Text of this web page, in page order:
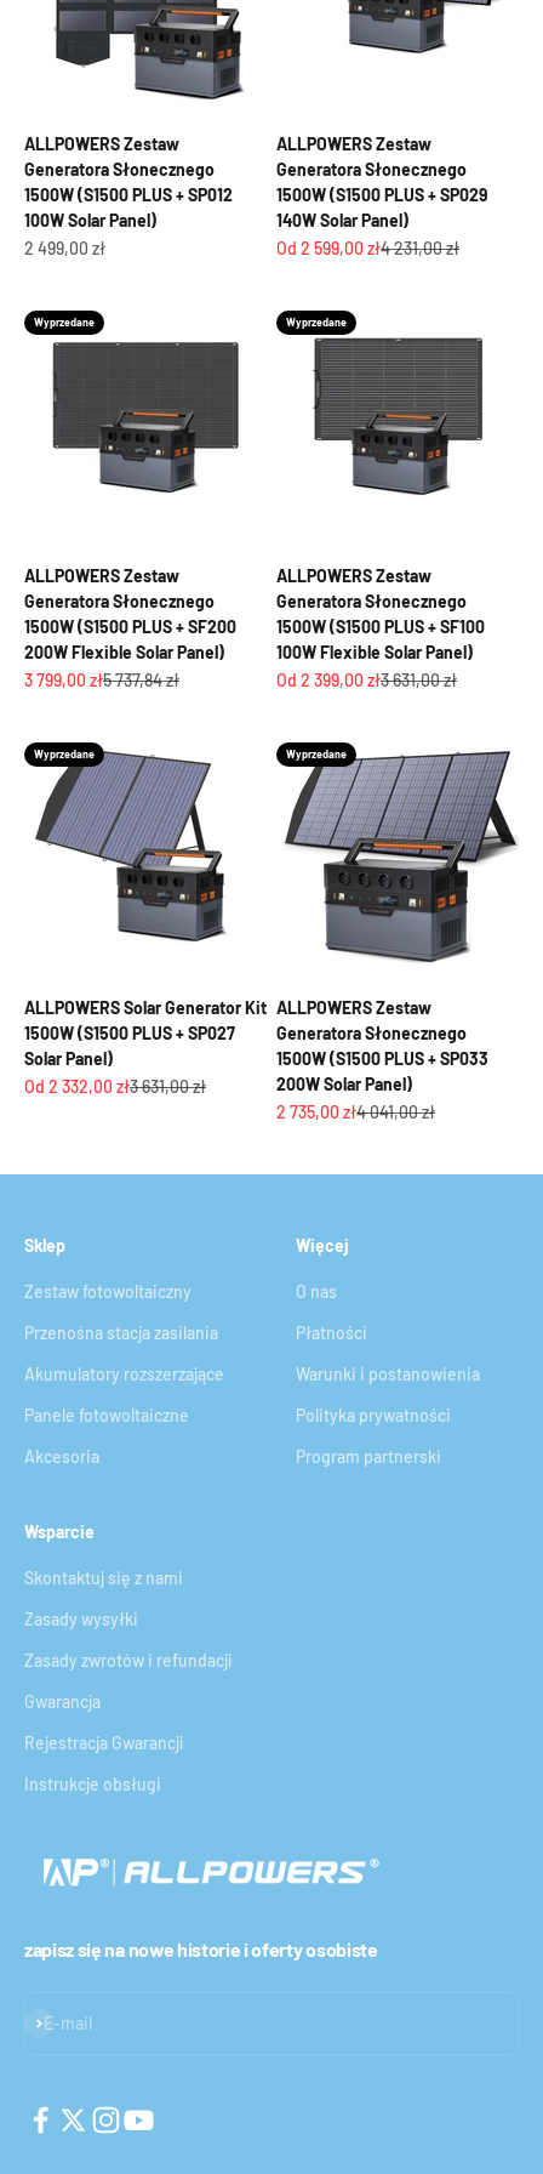
ALLPOWERS Zestaw
Generatora Słonecznego
1500W (S1500 PLUS + SP012
100W Solar Panel)
Cena promocyjna
2 499,00 zł
ALLPOWERS Zestaw
Generatora Słonecznego
1500W (S1500 PLUS + SP029
140W Solar Panel)
Cena promocyjna
Od 2 599,00 złCena regularna
4 231,00 zł
Wyprzedane
ALLPOWERS Zestaw
Generatora Słonecznego
1500W (S1500 PLUS + SF200
200W Flexible Solar Panel)
Cena promocyjna
3 799,00 złCena regularna
5 737,84 zł
Wyprzedane
ALLPOWERS Zestaw
Generatora Słonecznego
1500W (S1500 PLUS + SF100
100W Flexible Solar Panel)
Cena promocyjna
Od 2 399,00 złCena regularna
3 631,00 zł
Wyprzedane
ALLPOWERS Solar Generator Kit
1500W (S1500 PLUS + SP027
Solar Panel)
Cena promocyjna
Od 2 332,00 złCena regularna
3 631,00 zł
Wyprzedane
ALLPOWERS Zestaw
Generatora Słonecznego
1500W (S1500 PLUS + SP033
200W Solar Panel)
Cena promocyjna
2 735,00 złCena regularna
4 041,00 zł
Sklep
Zestaw fotowoltaiczny
Przenośna stacja zasilania
Akumulatory rozszerzające
Panele fotowoltaiczne
Akcesoria
Więcej
O nas
Płatności
Warunki i postanowienia
Polityka prywatności
Program partnerski
Wsparcie
Skontaktuj się z nami
Zasady wysyłki
Zasady zwrotów i refundacji
Gwarancja
Rejestracja Gwarancji
Instrukcje obsługi
zapisz się na nowe historie i oferty osobiste
E-mail
Subskrybuj